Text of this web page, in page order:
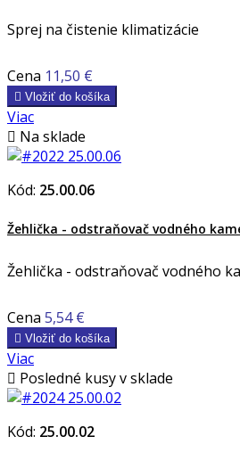
Sprej na čistenie klimatizácie
Cena 11,50 €
 Vložiť do košíka
Viac
 Na sklade
Kód: 25.00.06
Žehlička - odstraňovač vodného
Žehlička - odstraňovač vodného
Cena 5,54 €
 Vložiť do košíka
Viac
 Posledné kusy v sklade
Kód: 25.00.02